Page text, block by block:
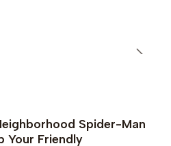
Spider-Man
Your Friendly